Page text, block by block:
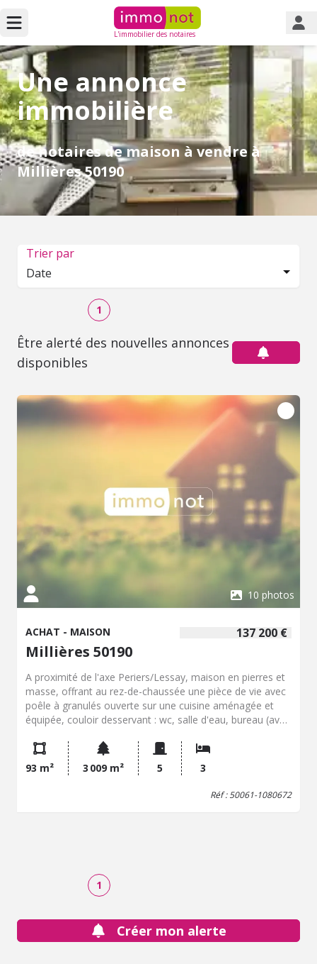
L'immobilier des notaires
Une annonce
immobilière
de notaires de maison à vendre à
Millières 50190
Trier par
Date
1
Être alerté des nouvelles annonces
disponibles
10 photos
137 200 €
ACHAT - MAISON
Millières 50190
A proximité de l'axe Periers/Lessay, maison en pierres et
masse, offrant au rez-de-chaussée une pièce de vie avec
poêle à granulés ouverte sur une cuisine aménagée et
équipée, couloir desservant : wc, salle d'eau, bureau (avec
chambres communicantes. Dépendance : cellier avec
grenier.Le tout sur un terrain de 3009m²Prix 137.200 dont
Honoraires 5,54 % TTC inclus à la charge de l'acquéreur
93 m² 3 009 m² 5 3
Réf : 50061-1080672
1
Créer mon alerte